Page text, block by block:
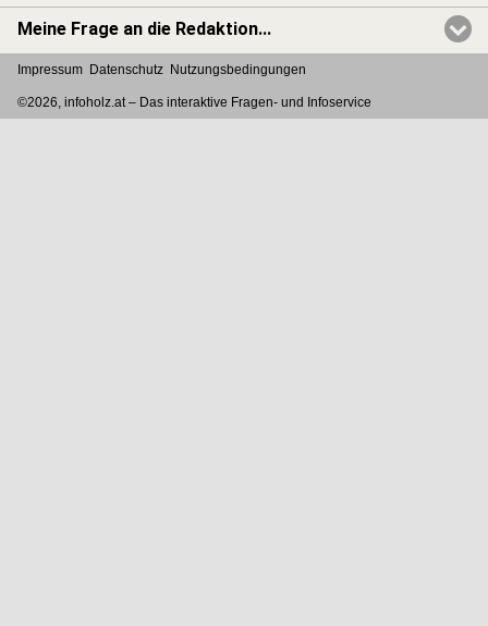
Meine Frage an die Redaktion...
Impressum Datenschutz Nutzungsbedingungen
©2026, infoholz.at – Das interaktive Fragen- und Infoservice